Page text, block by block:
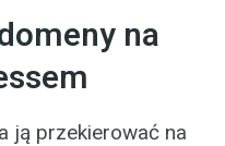
na
ją przekierować na